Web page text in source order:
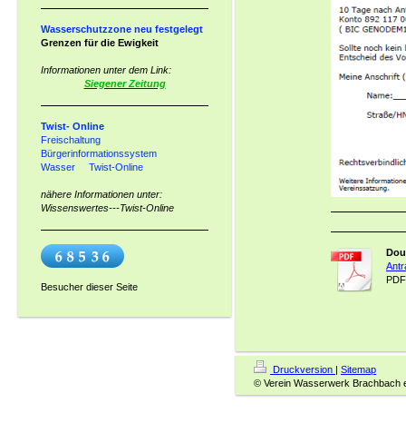
Wasserschutzzone neu festgelegt
Grenzen für die Ewigkeit
Informationen unter dem Link:
Siegener Zeitung
Twist- Online
Freischaltung
Bürgerinformationssystem
Wasser Twist-Online
nähere Informationen unter:
Wissenswertes---Twist-Online
Besucher dieser Seite
Druckversion | Sitemap
© Verein Wasserwerk Brachbach